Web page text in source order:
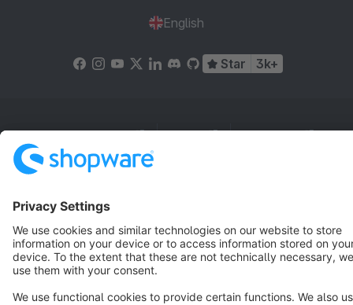
English
Star 3k+
Terms & Conditions Privacy Legal notice
Cookie settings
Notice: * All prices are quoted net of the statutory value-added tax